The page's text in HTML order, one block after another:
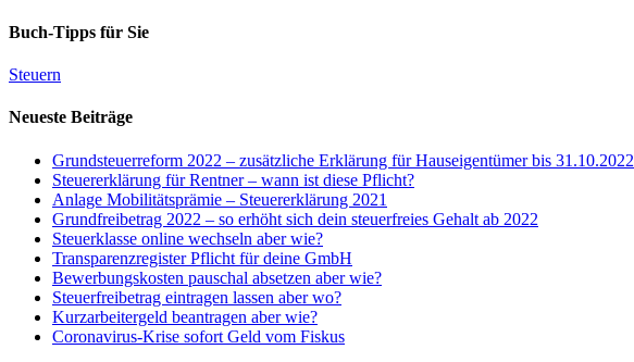
Buch-Tipps für Sie
Steuern
Neueste Beiträge
Grundsteuerreform 2022 – zusätzliche Erklärung für Hauseigentümer bis 31.10.2022
Steuererklärung für Rentner – wann ist diese Pflicht?
Anlage Mobilitätsprämie – Steuererklärung 2021
Grundfreibetrag 2022 – so erhöht sich dein steuerfreies Gehalt ab 2022
Steuerklasse online wechseln aber wie?
Transparenzregister Pflicht für deine GmbH
Bewerbungskosten pauschal absetzen aber wie?
Steuerfreibetrag eintragen lassen aber wo?
Kurzarbeitergeld beantragen aber wie?
Coronavirus-Krise sofort Geld vom Fiskus